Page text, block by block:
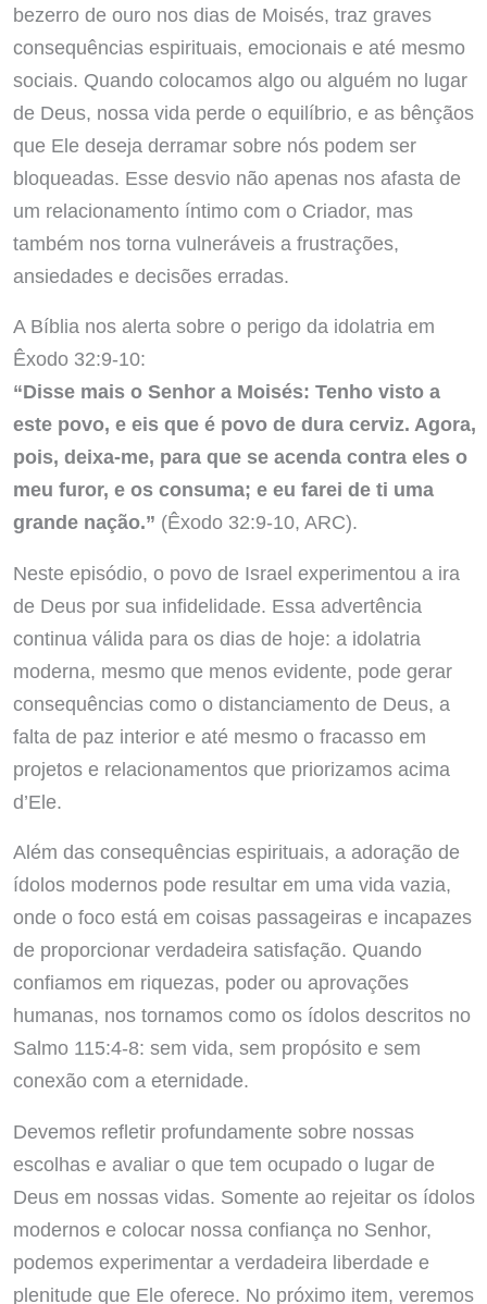
bezerro de ouro nos dias de Moisés, traz graves
consequências espirituais, emocionais e até mesmo
sociais. Quando colocamos algo ou alguém no lugar
de Deus, nossa vida perde o equilíbrio, e as bênçãos
que Ele deseja derramar sobre nós podem ser
bloqueadas. Esse desvio não apenas nos afasta de
um relacionamento íntimo com o Criador, mas
também nos torna vulneráveis a frustrações,
ansiedades e decisões erradas.
A Bíblia nos alerta sobre o perigo da idolatria em
Êxodo 32:9-10:
“Disse mais o Senhor a Moisés: Tenho visto a
este povo, e eis que é povo de dura cerviz. Agora,
pois, deixa-me, para que se acenda contra eles o
meu furor, e os consuma; e eu farei de ti uma
grande nação.” (Êxodo 32:9-10, ARC).
Neste episódio, o povo de Israel experimentou a ira
de Deus por sua infidelidade. Essa advertência
continua válida para os dias de hoje: a idolatria
moderna, mesmo que menos evidente, pode gerar
consequências como o distanciamento de Deus, a
falta de paz interior e até mesmo o fracasso em
projetos e relacionamentos que priorizamos acima
d’Ele.
Além das consequências espirituais, a adoração de
ídolos modernos pode resultar em uma vida vazia,
onde o foco está em coisas passageiras e incapazes
de proporcionar verdadeira satisfação. Quando
confiamos em riquezas, poder ou aprovações
humanas, nos tornamos como os ídolos descritos no
Salmo 115:4-8: sem vida, sem propósito e sem
conexão com a eternidade.
Devemos refletir profundamente sobre nossas
escolhas e avaliar o que tem ocupado o lugar de
Deus em nossas vidas. Somente ao rejeitar os ídolos
modernos e colocar nossa confiança no Senhor,
podemos experimentar a verdadeira liberdade e
plenitude que Ele oferece. No próximo item, veremos